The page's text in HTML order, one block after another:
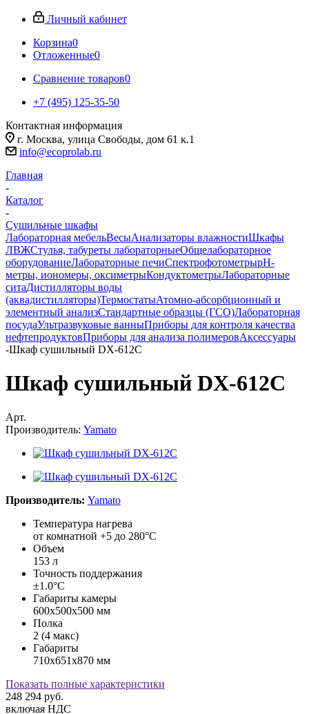
Личный кабинет
Корзина0
Отложенные0
Сравнение товаров0
+7 (495) 125-35-50
Контактная информация
г. Москва, улица Свободы, дом 61 к.1
info@ecoprolab.ru
Главная
-
Каталог
-
Сушильные шкафы
Лабораторная мебельВесыАнализаторы влажностиШкафы
ЛВЖСтулья, табуреты лабораторныеОбщелабораторное
оборудованиеЛабораторные печиСпектрофотометрыpH-
метры, иономеры, оксиметрыКондуктометрыЛабораторные
ситаДистилляторы воды
(аквадистилляторы)ТермостатыАтомно-абсорбционный и
элементный анализСтандартные образцы (ГСО)Лабораторная
посудаУльтразвуковые ванныПриборы для контроля качества
нефтепродуктовПриборы для анализа полимеровАксессуары
-Шкаф сушильный DX-612C
Шкаф сушильный DX-612C
Арт.
Производитель: Yamato
Производитель: Yamato
Температура нагрева
от комнатной +5 до 280°С
Объем
153 л
Точность поддержания
±1.0°С
Габариты камеры
600x500x500 мм
Полка
2 (4 макс)
Габариты
710x651x870 мм
Показать полные характеристики
248 294 руб.
включая НДС